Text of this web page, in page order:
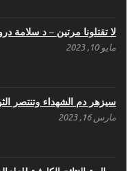
لا تقتلونا مرتين – د سلامة
مايو 10, 2023
سيزهر دم الشهداء وتنتصر
مارس 16, 2023